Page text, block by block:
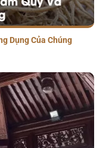
Dụng Của Chúng